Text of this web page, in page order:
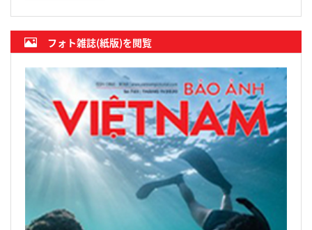
フォト雑誌(紙版)を閲覧